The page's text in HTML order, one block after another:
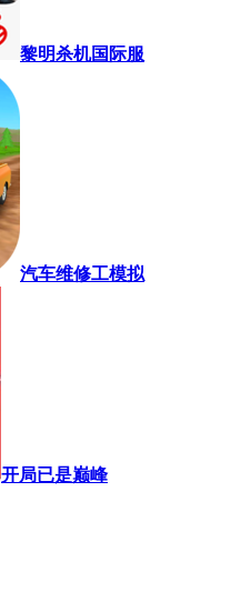
黎明杀机国际服
汽车维修工模拟
开局已是巅峰